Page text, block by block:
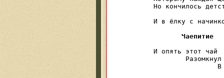
Но кончилось
И в ёлку с
Чаепитие
И опять этот чай